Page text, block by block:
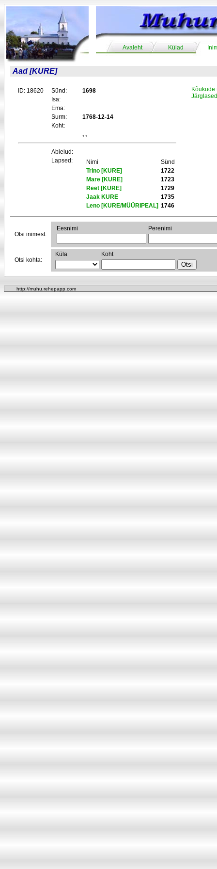
Avaleht Külad
Aad [KURE]
ID: 18620 Sünd:
1698
Isa:
Ema:
Surm:
1768-12-14
Koht:
, ,
Abielud:
Lapsed:
Nimi
Sünd
Trino [KURE]
1722
Mare [KURE]
1723
Reet [KURE]
1729
Jaak KURE
1735
Leno [KURE/MÜÜRIPEAL] 1746
Kõukude
Järglased
Otsi inimest:
Eesnimi Perenimi
Otsi kohta:
Küla Koht
http://muhu.rehepapp.com